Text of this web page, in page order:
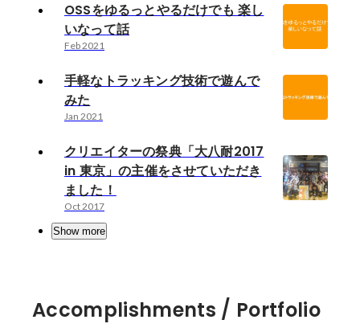
OSSをゆるっとやるだけでも 楽し
いなって話
Feb 2021
手軽なトラッキング技術で遊んで
みた
Jan 2021
クリエイターの祭典「大八耐2017
in 東京」の主催をさせていただき
ました！
Oct 2017
Show more
Accomplishments / Portfolio